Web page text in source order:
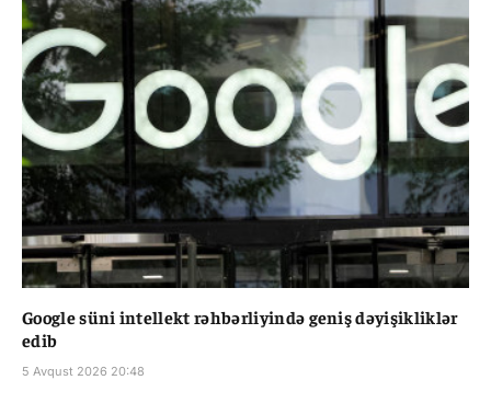
Google süni intellekt rəhbərliyində geniş dəyişikliklər
edib
5 Avqust 2026 20:48